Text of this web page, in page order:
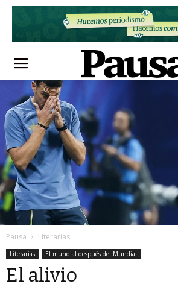
Pausa Literarias
Literarias El mundial después del Mundial
El alivio